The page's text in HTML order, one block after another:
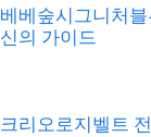
베베숲시그니처
신의 가이드
크리오로지벨트